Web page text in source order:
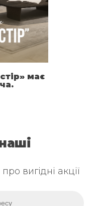
має
вигідні акції